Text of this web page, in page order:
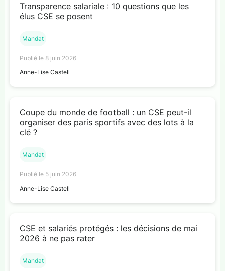
Transparence salariale : 10 questions que les
élus CSE se posent
Mandat
Publié le 8 juin 2026
Anne-Lise Castell
Coupe du monde de football : un CSE peut-il
organiser des paris sportifs avec des lots à la
clé ?
Mandat
Publié le 5 juin 2026
Anne-Lise Castell
CSE et salariés protégés : les décisions de mai
2026 à ne pas rater
Mandat